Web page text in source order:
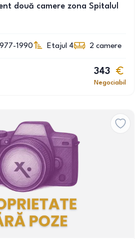
două camere zona Spitalul
1990 Etajul 4 2 camere
343
Negociabil